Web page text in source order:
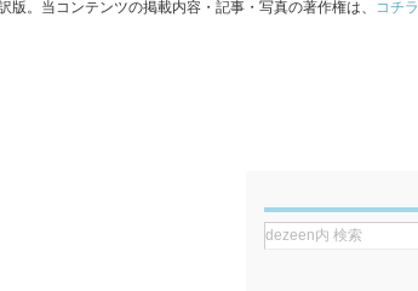
版。当コンテンツの掲載内容・記事・写真の著作権は、
コチラ